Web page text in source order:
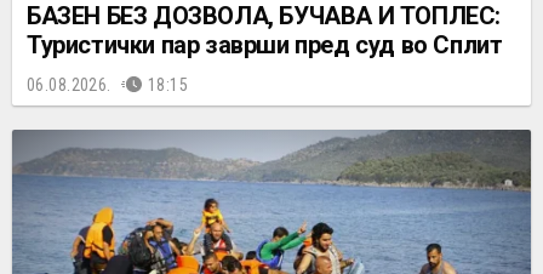
БАЗЕН БЕЗ ДОЗВОЛА, БУЧАВА И ТОПЛЕС:
Туристички пар заврши пред суд во Сплит
06.08.2026. 18:15